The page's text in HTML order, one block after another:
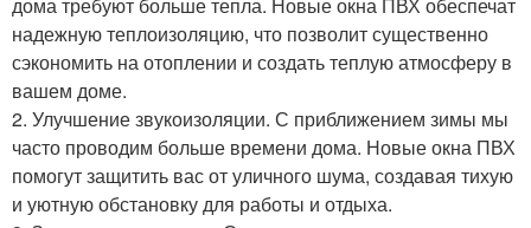
дома требуют больше тепла. Новые окна ПВХ обеспечат
надежную теплоизоляцию, что позволит существенно
сэкономить на отоплении и создать теплую атмосферу в
вашем доме.
2. Улучшение звукоизоляции. С приближением зимы мы
часто проводим больше времени дома. Новые окна ПВХ
помогут защитить вас от уличного шума, создавая тихую
и уютную обстановку для работы и отдыха.